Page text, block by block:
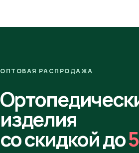
ОПТОВАЯ РАСПРОДАЖА
изделия
со скидкой до